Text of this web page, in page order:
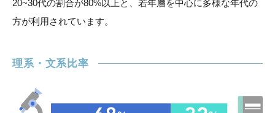
20~30代の割合が80%以上と、若年層を中心に多様な年代の
方が利用されています。
理系・文系比率